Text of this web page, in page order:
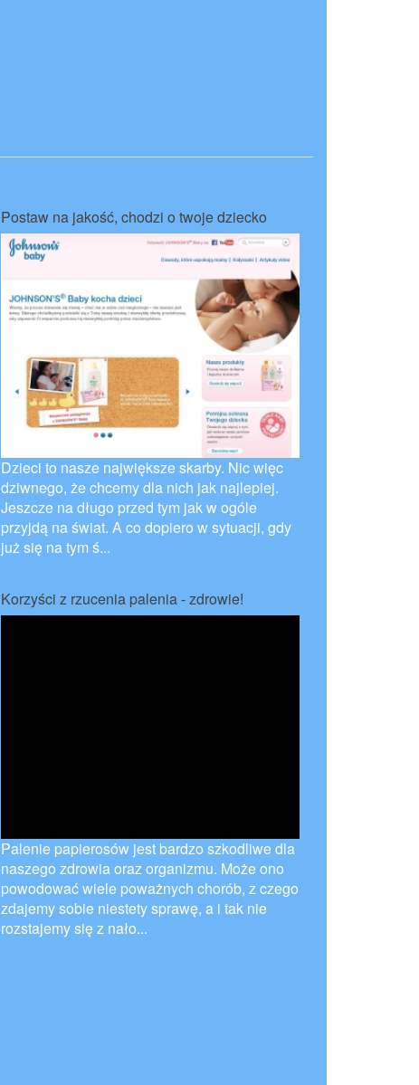
Postaw na jakość, chodzi o twoje dziecko
Dzieci to nasze największe skarby. Nic więc
dziwnego, że chcemy dla nich jak najlepiej.
Jeszcze na długo przed tym jak w ogóle
przyjdą na świat. A co dopiero w sytuacji, gdy
już się na tym ś...
Korzyści z rzucenia palenia - zdrowie!
Palenie papierosów jest bardzo szkodliwe dla
naszego zdrowia oraz organizmu. Może ono
powodować wiele poważnych chorób, z czego
zdajemy sobie niestety sprawę, a i tak nie
rozstajemy się z nało...